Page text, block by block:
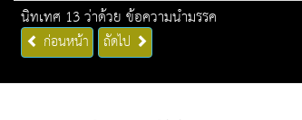
นิทเทศ 13 ว่าด้วย ข้อความนำมรรค
ก่อนหน้า ถัดไป